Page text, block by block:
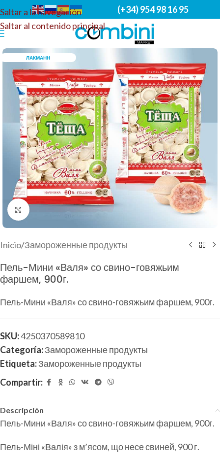
Saltar a la navegación
Saltar al contenido principal
(+34) 954 98 16 95
ЛАКМАНН
Haga clic para ampliar
Inicio/Замороженные продукты
Пель-Мини «Валя» со свино-говяжьим
фаршем, 900г.
Пель-Мини «Валя» со свино-говяжьим фаршем, 900г.
SKU:4250370589810
Categoría:Замороженные продукты
Etiqueta:Замороженные продукты
Compartir:
Descripción
Пель-Мини «Валя» со свино-говяжьим фаршем, 900г.
Пель-Міні «Валія» з м’ясом, що несе свиней, 900 г.